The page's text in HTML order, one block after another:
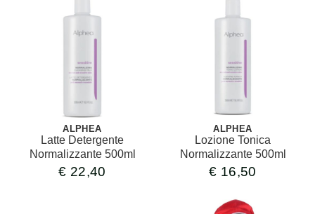
ALPHEA
Latte Detergente
Normalizzante 500ml
€ 22,40
ALPHEA
Lozione Tonica
Normalizzante 500ml
€ 16,50